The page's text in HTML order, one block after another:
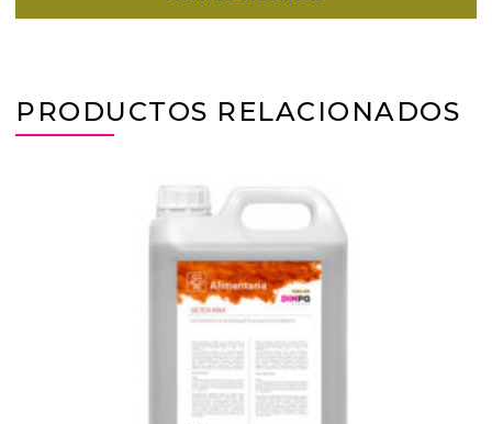
PRODUCTOS RELACIONADOS